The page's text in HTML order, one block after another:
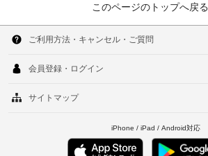
このページのトップへ戻る